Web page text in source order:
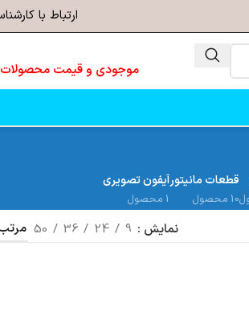
ارتباط با
موجودی و قیمت محصولات
قطعات مانیتور
10 محصول
آیفون تصویری
1 محصول
نمایش 9
24
36
50